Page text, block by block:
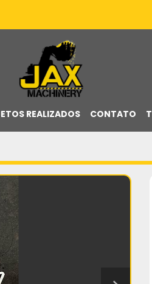
REALIZADOS CONTATO